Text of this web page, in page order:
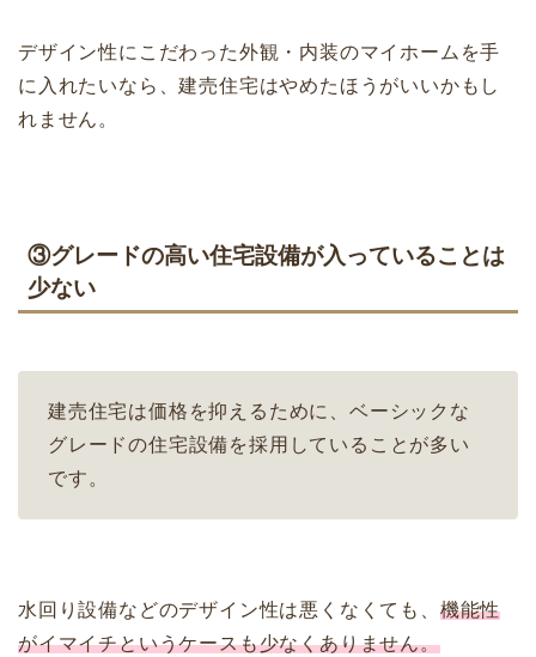
デザイン性にこだわった外観・内装のマイホームを手
に入れたいなら、建売住宅はやめたほうがいいかもし
れません。
③グレードの高い住宅設備が入っていることは
少ない
建売住宅は価格を抑えるために、ベーシックな
グレードの住宅設備を採用していることが多い
です。
水回り設備などのデザイン性は悪くなくても、 機能性
がイマイチというケースも少なくありません。